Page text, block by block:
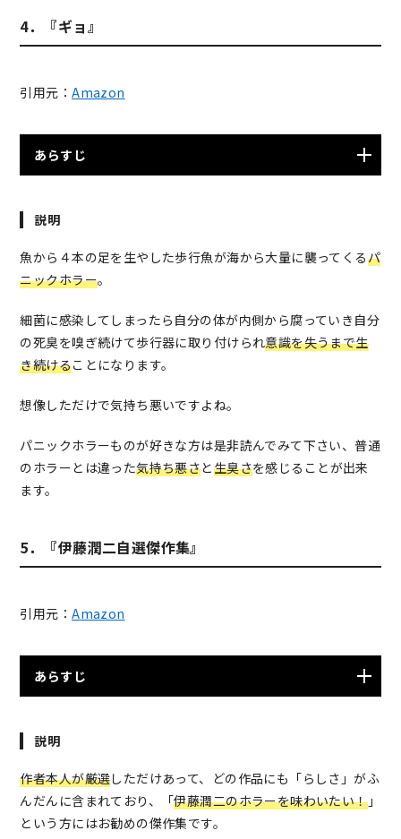
4．『ギョ』
引用元：Amazon
あらすじ
バ中に謎の生物に出くわす。その後、気分が悪くなった
妙な魚を発見。それから間もなく大量に出現した歩行魚
の大群は上陸、人々への襲撃を開始する。更に彼らは人
間や動物にも感染する恐ろしい細菌ガスを撒き散らして
いた。東京に逃げ帰った二人だが、後を追うかの様に歩
行魚達は日本全土に大量発生。さらには香織も細菌に感
染してしまい…
説明
魚から４本の足を生やした歩行魚が海から大量に襲ってくるパ
ニックホラー。
細菌に感染してしまったら自分の体が内側から腐っていき自分
の死臭を嗅ぎ続けて歩行器に取り付けられ意識を失うまで生
き続けることになります。
想像しただけで気持ち悪いですよね。
パニックホラーものが好きな方は是非読んでみて下さい、普通
のホラーとは違った気持ち悪さと生臭さを感じることが出来
ます。
5．『伊藤潤二自選傑作集』
引用元：Amazon
あらすじ
自選傑作集。 各作品の創作秘話的な解説と執筆当時のア
は『中古レコード』、『寒気』、『首吊り気球』、『フ
ァッションモデル』、『あやつり屋敷』、『画家』、
『長い夢』、『ご先祖様』、『グリセリド』。
説明
作者本人が厳選しただけあって、どの作品にも「らしさ」がふ
んだんに含まれており、「伊藤潤二のホラーを味わいたい！」
という方にはお勧めの傑作集です。